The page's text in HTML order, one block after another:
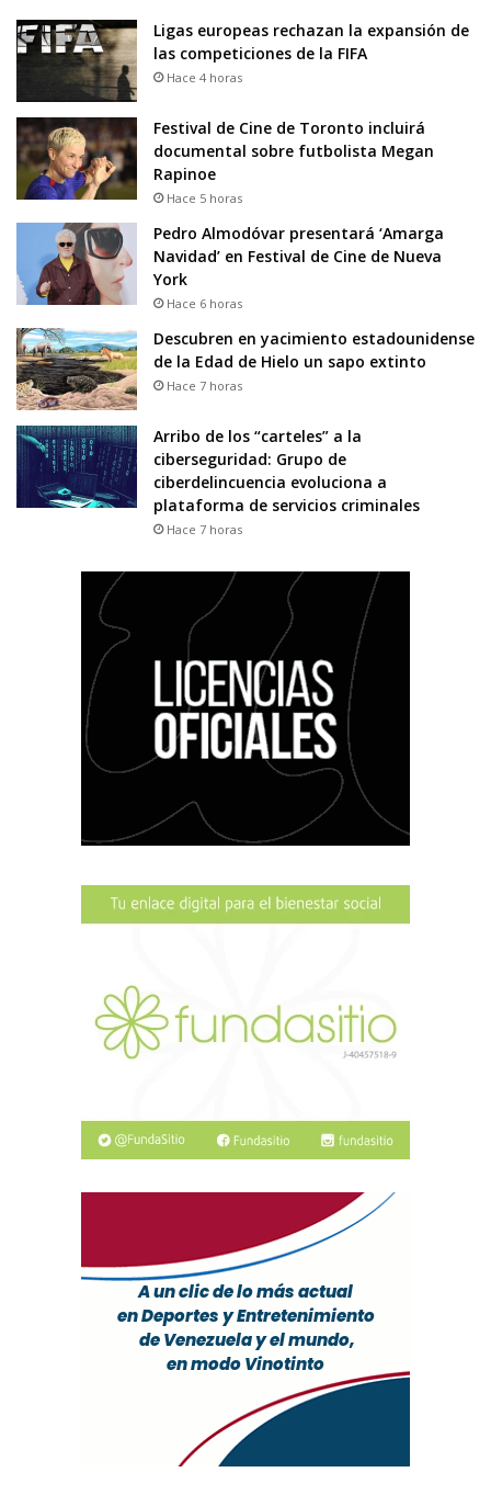
Ligas europeas rechazan la expansión de
las competiciones de la FIFA
Hace 4 horas
Festival de Cine de Toronto incluirá
documental sobre futbolista Megan
Rapinoe
Hace 5 horas
Pedro Almodóvar presentará ‘Amarga
Navidad’ en Festival de Cine de Nueva
York
Hace 6 horas
Descubren en yacimiento estadounidense
de la Edad de Hielo un sapo extinto
Hace 7 horas
Arribo de los “carteles” a la
ciberseguridad: Grupo de
ciberdelincuencia evoluciona a
plataforma de servicios criminales
Hace 7 horas